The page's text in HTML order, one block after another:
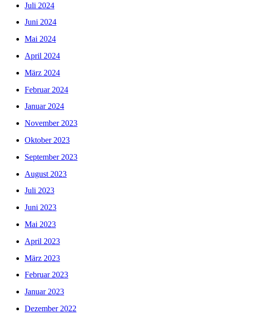
Juli 2024
Juni 2024
Mai 2024
April 2024
März 2024
Februar 2024
Januar 2024
November 2023
Oktober 2023
September 2023
August 2023
Juli 2023
Juni 2023
Mai 2023
April 2023
März 2023
Februar 2023
Januar 2023
Dezember 2022